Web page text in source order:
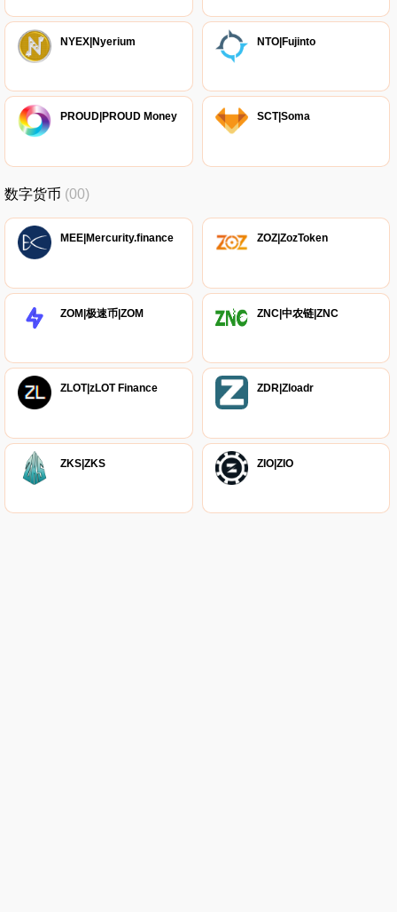
NYEX|Nyerium NTO|Fujinto
PROUD|PROUD Money SCT|Soma
数字货币 (00)
MEE|Mercurity.finance ZOZ|ZozToken
ZOM|极速币|ZOM ZNC|中农链|ZNC
ZLOT|zLOT Finance ZDR|Zloadr
ZKS|ZKS ZIO|ZIO